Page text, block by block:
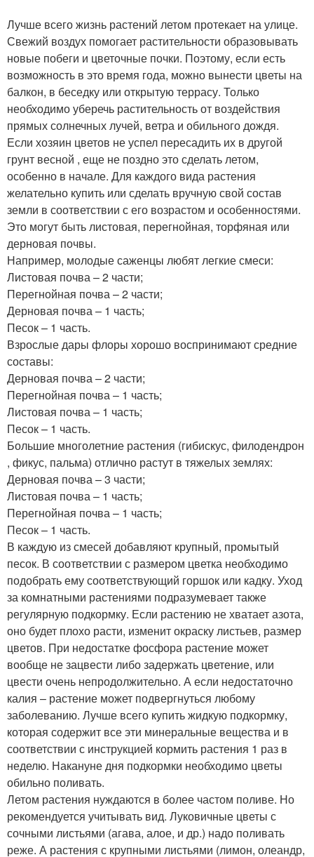
Лучше всего жизнь растений летом протекает на улице.
Свежий воздух помогает растительности образовывать
новые побеги и цветочные почки. Поэтому, если есть
возможность в это время года, можно вынести цветы на
балкон, в беседку или открытую террасу. Только
необходимо уберечь растительность от воздействия
прямых солнечных лучей, ветра и обильного дождя.
Если хозяин цветов не успел пересадить их в другой
грунт весной , еще не поздно это сделать летом,
особенно в начале. Для каждого вида растения
желательно купить или сделать вручную свой состав
земли в соответствии с его возрастом и особенностями.
Это могут быть листовая, перегнойная, торфяная или
дерновая почвы.
Например, молодые саженцы любят легкие смеси:
Листовая почва – 2 части;
Перегнойная почва – 2 части;
Дерновая почва – 1 часть;
Песок – 1 часть.
Взрослые дары флоры хорошо воспринимают средние
составы:
Дерновая почва – 2 части;
Перегнойная почва – 1 часть;
Листовая почва – 1 часть;
Песок – 1 часть.
Большие многолетние растения (гибискус, филодендрон
, фикус, пальма) отлично растут в тяжелых землях:
Дерновая почва – 3 части;
Листовая почва – 1 часть;
Перегнойная почва – 1 часть;
Песок – 1 часть.
В каждую из смесей добавляют крупный, промытый
песок. В соответствии с размером цветка необходимо
подобрать ему соответствующий горшок или кадку. Уход
за комнатными растениями подразумевает также
регулярную подкормку. Если растению не хватает азота,
оно будет плохо расти, изменит окраску листьев, размер
цветов. При недостатке фосфора растение может
вообще не зацвести либо задержать цветение, или
цвести очень непродолжительно. А если недостаточно
калия – растение может подвергнуться любому
заболеванию. Лучше всего купить жидкую подкормку,
которая содержит все эти минеральные вещества и в
соответствии с инструкцией кормить растения 1 раз в
неделю. Накануне дня подкормки необходимо цветы
обильно поливать.
Летом растения нуждаются в более частом поливе. Но
рекомендуется учитывать вид. Луковичные цветы с
сочными листьями (агава, алое, и др.) надо поливать
реже. А растения с крупными листьями (лимон, олеандр,